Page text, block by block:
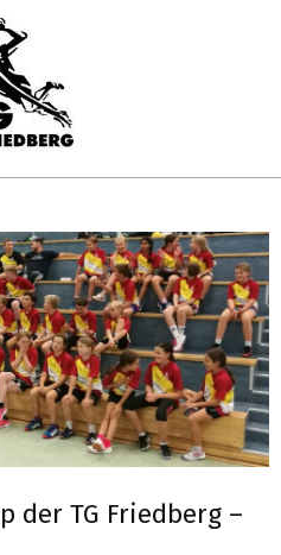
der TG Friedberg –